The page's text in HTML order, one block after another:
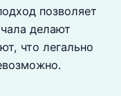
позволяет
делают
что легально